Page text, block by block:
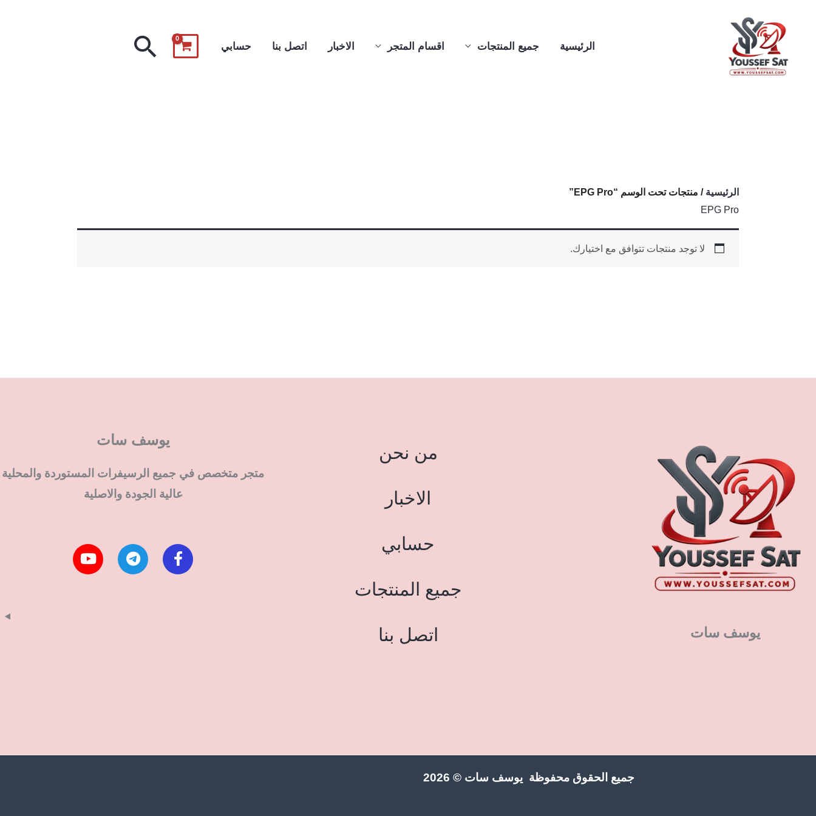
الرئيسية جميع المنتجات اقسام المتجر الاخبار اتصل بنا حسابي البحث
الرئيسية / منتجات تحت الوسم “EPG Pro”
EPG Pro
لا توجد منتجات تتوافق مع اختيارك.
يوسف سات
من نحن
الاخبار
حسابي
جميع المنتجات
اتصل بنا
يوسف سات
متجر متخصص في جميع الرسيفرات المستوردة والمحلية
عالية الجودة والاصلية
جميع الحقوق محفوظة يوسف سات © 2026